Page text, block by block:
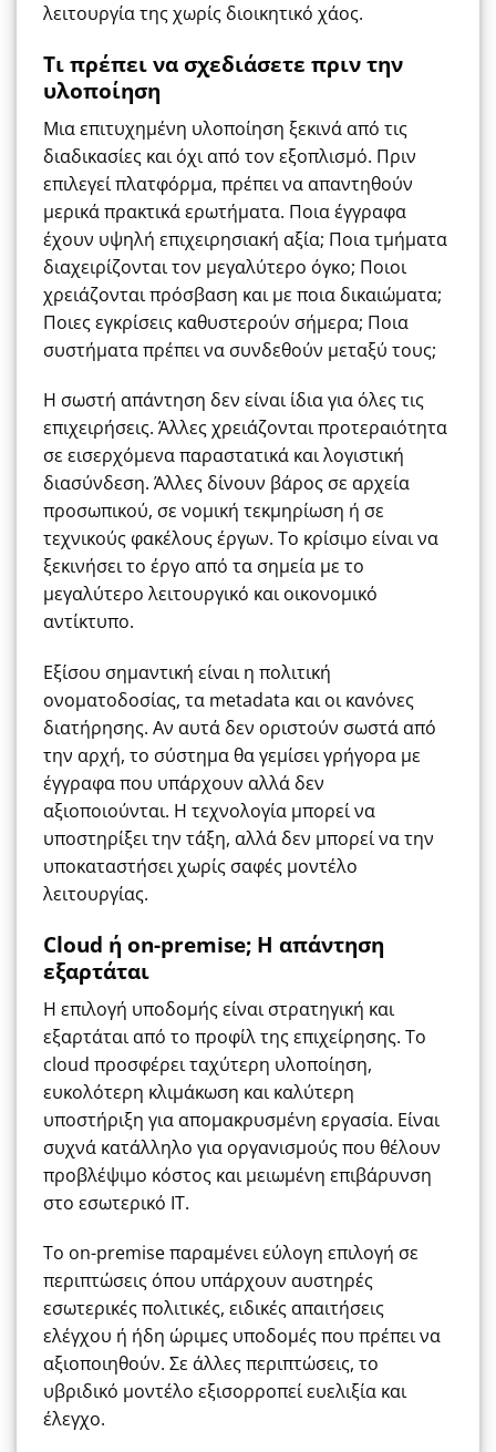
λειτουργία της χωρίς διοικητικό χάος.
Τι πρέπει να σχεδιάσετε πριν την
υλοποίηση
Μια επιτυχημένη υλοποίηση ξεκινά από τις
διαδικασίες και όχι από τον εξοπλισμό. Πριν
επιλεγεί πλατφόρμα, πρέπει να απαντηθούν
μερικά πρακτικά ερωτήματα. Ποια έγγραφα
έχουν υψηλή επιχειρησιακή αξία; Ποια τμήματα
διαχειρίζονται τον μεγαλύτερο όγκο; Ποιοι
χρειάζονται πρόσβαση και με ποια δικαιώματα;
Ποιες εγκρίσεις καθυστερούν σήμερα; Ποια
συστήματα πρέπει να συνδεθούν μεταξύ τους;
Η σωστή απάντηση δεν είναι ίδια για όλες τις
επιχειρήσεις. Άλλες χρειάζονται προτεραιότητα
σε εισερχόμενα παραστατικά και λογιστική
διασύνδεση. Άλλες δίνουν βάρος σε αρχεία
προσωπικού, σε νομική τεκμηρίωση ή σε
τεχνικούς φακέλους έργων. Το κρίσιμο είναι να
ξεκινήσει το έργο από τα σημεία με το
μεγαλύτερο λειτουργικό και οικονομικό
αντίκτυπο.
Εξίσου σημαντική είναι η πολιτική
ονοματοδοσίας, τα metadata και οι κανόνες
διατήρησης. Αν αυτά δεν οριστούν σωστά από
την αρχή, το σύστημα θα γεμίσει γρήγορα με
έγγραφα που υπάρχουν αλλά δεν
αξιοποιούνται. Η τεχνολογία μπορεί να
υποστηρίξει την τάξη, αλλά δεν μπορεί να την
υποκαταστήσει χωρίς σαφές μοντέλο
λειτουργίας.
Cloud ή on-premise; Η απάντηση
εξαρτάται
Η επιλογή υποδομής είναι στρατηγική και
εξαρτάται από το προφίλ της επιχείρησης. Το
cloud προσφέρει ταχύτερη υλοποίηση,
ευκολότερη κλιμάκωση και καλύτερη
υποστήριξη για απομακρυσμένη εργασία. Είναι
συχνά κατάλληλο για οργανισμούς που θέλουν
προβλέψιμο κόστος και μειωμένη επιβάρυνση
στο εσωτερικό IT.
Το on-premise παραμένει εύλογη επιλογή σε
περιπτώσεις όπου υπάρχουν αυστηρές
εσωτερικές πολιτικές, ειδικές απαιτήσεις
ελέγχου ή ήδη ώριμες υποδομές που πρέπει να
αξιοποιηθούν. Σε άλλες περιπτώσεις, το
υβριδικό μοντέλο εξισορροπεί ευελιξία και
έλεγχο.